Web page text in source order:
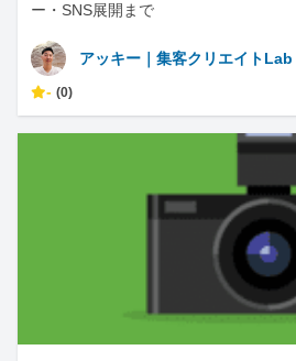
ー・SNS展開まで
アッキー｜集客クリエイトLab
- (0)